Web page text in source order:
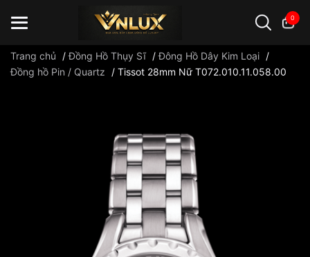
0
Trang chủ /Đồng Hồ Thụy Sĩ /Đông Hồ Dây Kim Loại /
Đồng hồ Pin / Quartz
/ Tissot 28mm Nữ T072.010.11.058.00